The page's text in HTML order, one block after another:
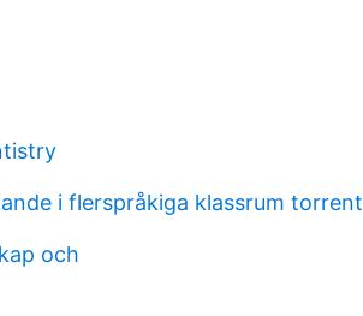
i flerspråkiga klassrum torrent
och